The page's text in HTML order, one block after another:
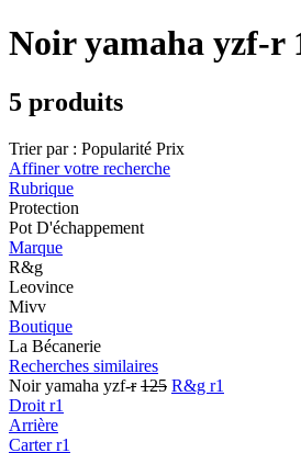
Noir yamaha yzf-r
5 produits
Trier par : Popularité Prix
Affiner votre recherche
Rubrique
Protection
Pot D'échappement
Marque
R&g
Leovince
Mivv
Boutique
La Bécanerie
Recherches similaires
Noir yamaha yzf-r 125 R&g r1
Droit r1
Arrière
Carter r1